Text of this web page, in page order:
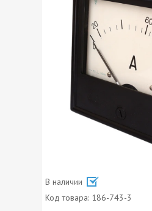
В наличии
Код товара: 186-743-3